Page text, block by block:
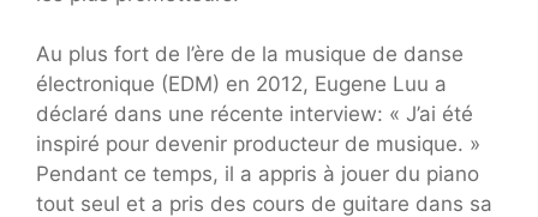
Au plus fort de l’ère de la musique de danse
électronique (EDM) en 2012, Eugene Luu a
déclaré dans une récente interview: « J’ai été
inspiré pour devenir producteur de musique. »
Pendant ce temps, il a appris à jouer du piano
tout seul et a pris des cours de guitare dans sa